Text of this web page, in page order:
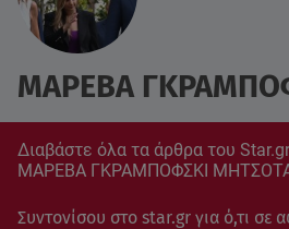
ΜΑΡΕΒΑ
Διαβάστε όλα τα άρθρα του
ΜΑΡΕΒΑ ΓΚΡΑΜΠΟΦΣΚΙ
Συντονίσου στο star.gr για ό,τι σε